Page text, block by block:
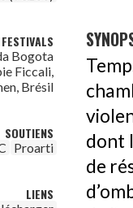
Bogota
Ficcali,
Brésil
SOUTIENS
Proarti
LIENS
dont
de